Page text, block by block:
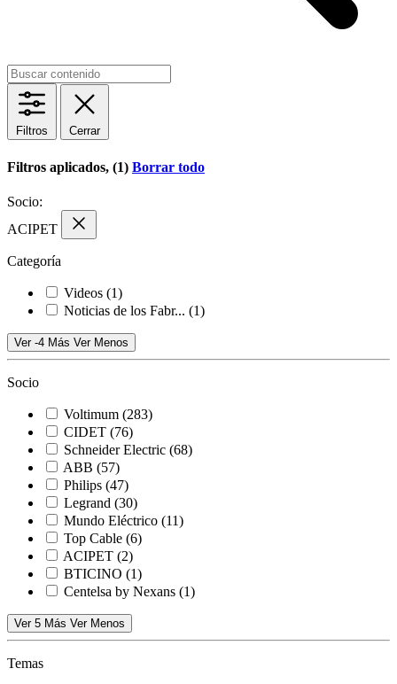
Filtros Cerrar
Filtros aplicados, (1) Borrar todo
Socio:
ACIPET
Categoría
Videos (1)
Noticias de los Fabr... (1)
Ver -4 Más Ver Menos
Socio
Voltimum (283)
CIDET (76)
Schneider Electric (68)
ABB (57)
Philips (47)
Legrand (30)
Mundo Eléctrico (11)
Top Cable (6)
ACIPET (2)
BTICINO (1)
Centelsa by Nexans (1)
Ver 5 Más Ver Menos
Temas